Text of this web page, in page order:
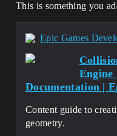
This is something you
Epic Games
Engine
Documentation |
Content guide to
geometry.